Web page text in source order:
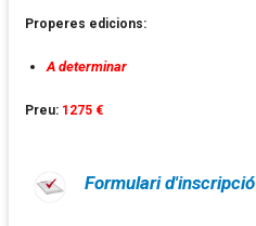
Properes edicions:
A determinar
Preu: 1275 €
Formulari d'inscripció